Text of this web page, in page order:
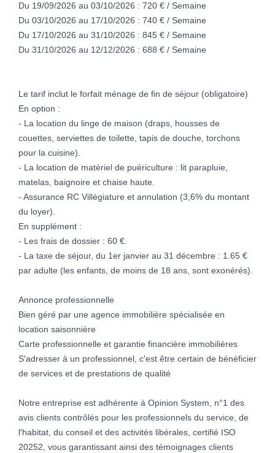
Du 19/09/2026 au 03/10/2026 : 720 € / Semaine
Du 03/10/2026 au 17/10/2026 : 740 € / Semaine
Du 17/10/2026 au 31/10/2026 : 845 € / Semaine
Du 31/10/2026 au 12/12/2026 : 688 € / Semaine
Le tarif inclut le forfait ménage de fin de séjour (obligatoire)
En option :
- La location du linge de maison (draps, housses de
couettes, serviettes de toilette, tapis de douche, torchons
pour la cuisine).
- La location de matériel de puériculture : lit parapluie,
matelas, baignoire et chaise haute.
- Assurance RC Villégiature et annulation (3,6% du montant
du loyer).
En supplément :
- Les frais de dossier : 60 €.
- La taxe de séjour, du 1er janvier au 31 décembre : 1.65 €
par adulte (les enfants, de moins de 18 ans, sont exonérés).
Annonce professionnelle
Bien géré par une agence immobilière spécialisée en
location saisonnière
Carte professionnelle et garantie financière immobilières
S′adresser à un professionnel, c′est être certain de bénéficier
de services et de prestations de qualité
Notre entreprise est adhérente à Opinion System, n°1 des
avis clients contrôlés pour les professionnels du service, de
l′habitat, du conseil et des activités libérales, certifié ISO
20252, vous garantissant ainsi des témoignages clients